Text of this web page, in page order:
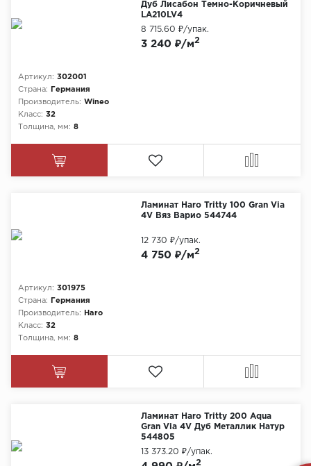
Дуб Лисабон Темно-Коричневый
LA210LV4
Артикул: 302001
Страна:
Германия
Производитель: Wineo
Класс: 32
Толщина, мм: 8
3 240 ₽/м2
8 715.60 ₽/упак.
Ламинат Haro Tritty 100 Gran Via
4V Вяз Варио 544744
Артикул: 301975
Страна:
Германия
Производитель:
Haro
Класс: 32
Толщина, мм: 8
4 750 ₽/м2
12 730 ₽/упак.
Ламинат Haro Tritty 200 Aqua
Gran Via 4V Дуб Металлик Натур
544805
2
13 373.20 ₽/упак.